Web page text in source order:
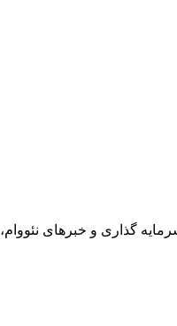
گذاری و خبرهای